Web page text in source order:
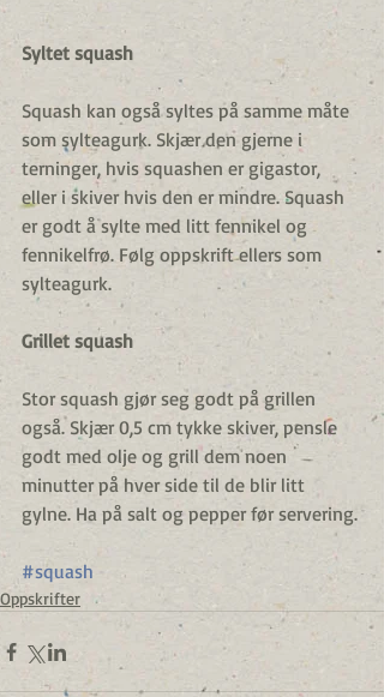
Syltet squash
Squash kan også syltes på samme måte
som sylteagurk. Skjær den gjerne i
terninger, hvis squashen er gigastor,
eller i skiver hvis den er mindre. Squash
er godt å sylte med litt fennikel og
fennikelfrø. Følg oppskrift ellers som
sylteagurk.
Grillet squash
Stor squash gjør seg godt på grillen
også. Skjær 0,5 cm tykke skiver, pensle
godt med olje og grill dem noen
minutter på hver side til de blir litt
gylne. Ha på salt og pepper før servering.
#squash
Oppskrifter